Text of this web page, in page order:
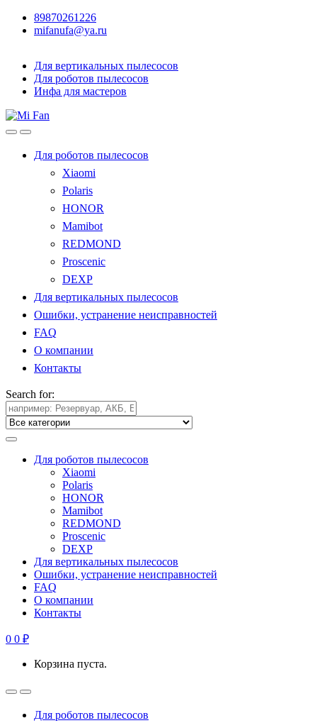
89870261226
mifanufa@ya.ru
Для вертикальных пылесосов
Для роботов пылесосов
Инфа для мастеров
Для роботов пылесосов
Xiaomi
Polaris
HONOR
Mamibot
REDMOND
Proscenic
DEXP
Для вертикальных пылесосов
Ошибки, устранение неисправностей
FAQ
О компании
Контакты
Search for:
Для роботов пылесосов
Xiaomi
Polaris
HONOR
Mamibot
REDMOND
Proscenic
DEXP
Для вертикальных пылесосов
Ошибки, устранение неисправностей
FAQ
О компании
Контакты
0 0 ₽
Корзина пуста.
Для роботов пылесосов